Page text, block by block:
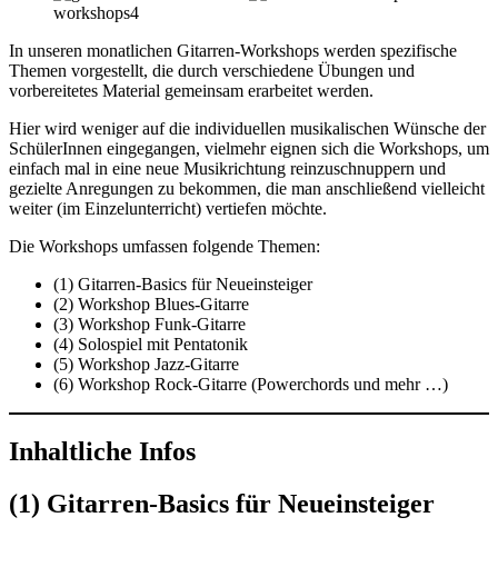
In unseren monatlichen Gitarren-Workshops werden spezifische
Themen vorgestellt, die durch verschiedene Übungen und
vorbereitetes Material gemeinsam erarbeitet werden.
Hier wird weniger auf die individuellen musikalischen Wünsche der
SchülerInnen eingegangen, vielmehr eignen sich die Workshops, um
einfach mal in eine neue Musikrichtung reinzuschnuppern und
gezielte Anregungen zu bekommen, die man anschließend vielleicht
weiter (im Einzelunterricht) vertiefen möchte.
Die Workshops umfassen folgende Themen:
(1) Gitarren-Basics für Neueinsteiger
(2) Workshop Blues-Gitarre
(3) Workshop Funk-Gitarre
(4) Solospiel mit Pentatonik
(5) Workshop Jazz-Gitarre
(6) Workshop Rock-Gitarre (Powerchords und mehr …)
Inhaltliche Infos
(1) Gitarren-Basics für Neueinsteiger